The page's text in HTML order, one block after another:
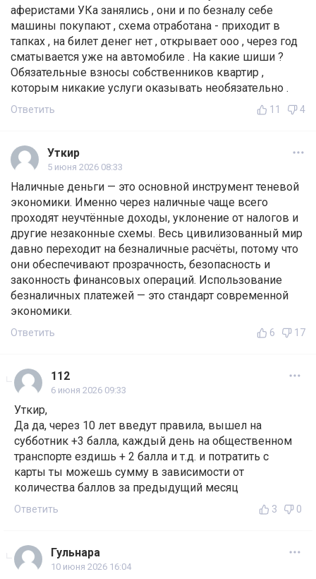
аферистами УКа занялись , они и по безналу себе
машины покупают , схема отработана - приходит в
тапках , на билет денег нет , открывает ооо , через год
сматывается уже на автомобиле . На какие шиши ?
Обязательные взносы собственников квартир ,
которым никакие услуги оказывать необязательно .
Ответить 11 4
Уткир
5 июня 2026 08:33
Наличные деньги — это основной инструмент теневой
экономики. Именно через наличные чаще всего
проходят неучтённые доходы, уклонение от налогов и
другие незаконные схемы. Весь цивилизованный мир
давно переходит на безналичные расчёты, потому что
они обеспечивают прозрачность, безопасность и
законность финансовых операций. Использование
безналичных платежей — это стандарт современной
экономики.
Ответить 6 17
112
6 июня 2026 09:33
Уткир,
Да да, через 10 лет введут правила, вышел на
субботник +3 балла, каждый день на общественном
транспорте ездишь + 2 балла и т.д. и потратить с
карты ты можешь сумму в зависимости от
количества баллов за предыдущий месяц
Ответить 3 0
Гульнара
10 июня 2026 16:04